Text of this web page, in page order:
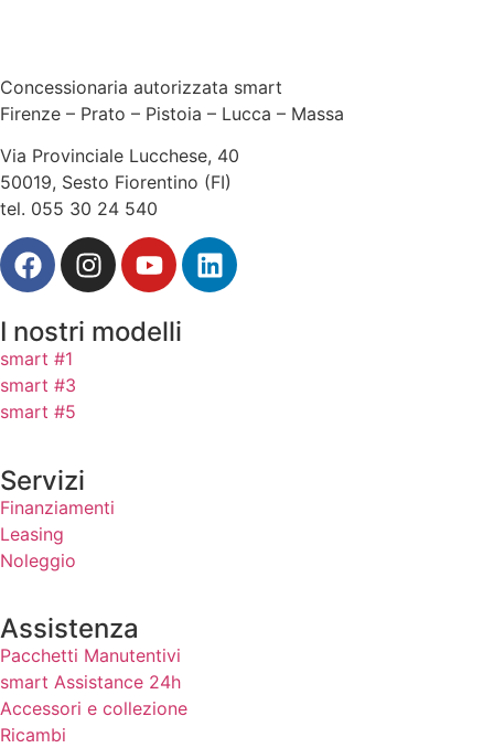
Concessionaria autorizzata smart
Firenze – Prato – Pistoia – Lucca – Massa
Via Provinciale Lucchese, 40
50019, Sesto Fiorentino (FI)
tel. 055 30 24 540
I nostri modelli
smart #1
smart #3
smart #5
Servizi
Finanziamenti
Leasing
Noleggio
Assistenza
Pacchetti Manutentivi
smart Assistance 24h
Accessori e collezione
Ricambi